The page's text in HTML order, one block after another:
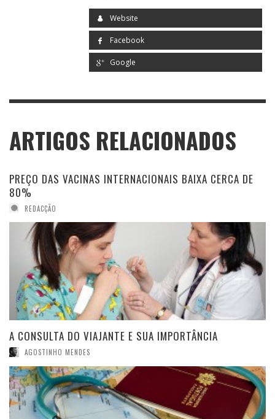
Website
Facebook
Google
ARTIGOS RELACIONADOS
PREÇO DAS VACINAS INTERNACIONAIS BAIXA CERCA DE
80%
REDACÇÃO
A CONSULTA DO VIAJANTE E SUA IMPORTÂNCIA
AGOSTINHO MENDES